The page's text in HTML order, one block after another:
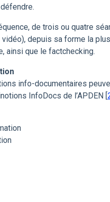
de trois ou quatre
depuis sa forme la
ainsi que le factchecking.
info-documentaires
InfoDocs de l’APDEN [